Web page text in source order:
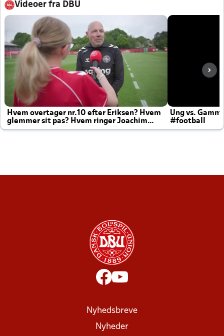
Videoer fra DBU
Hvem overtager nr.10 efter Eriksen? Hvem
glemmer sit pas? Hvem ringer Joachim
altid til efter kampe?
Ung vs.
#football
Nyhedsbreve
Nyheder